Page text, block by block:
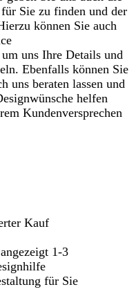
Sie zu finden und der
können Sie auch
uns Ihre Details und
Ebenfalls können Sie
uns beraten lassen und
helfen
Kundenversprechen
Kauf
1-3
für Sie